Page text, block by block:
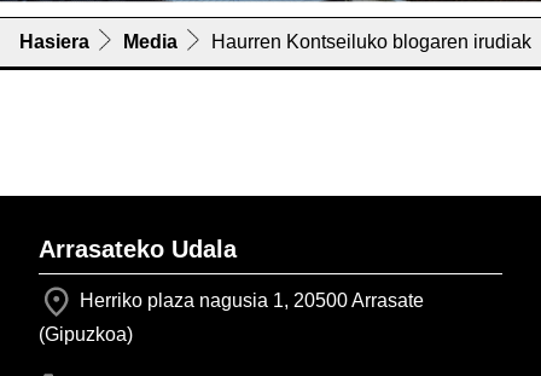
Hasiera Media Haurren Kontseiluko blogaren irudiak
Arrasateko Udala
Herriko plaza nagusia 1, 20500 Arrasate
(Gipuzkoa)